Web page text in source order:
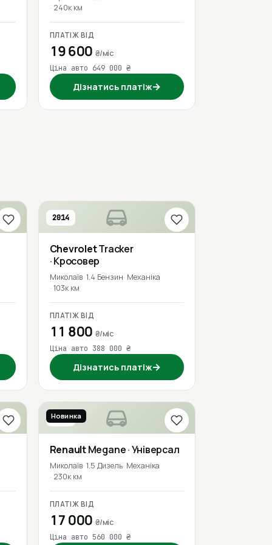
240к км
ПЛАТІЖ ВІД
19 600 ₴/міс
Ціна авто 649 000 ₴
Дізнатись платіж→
2014
ChevroletTracker
· Кросовер
Миколаїв 1.4 Бензин Механіка
103к км
ПЛАТІЖ ВІД
11 800 ₴/міс
Ціна авто 388 000 ₴
Дізнатись платіж→
2019
Новинка
RenaultMegane· Універсал
Миколаїв 1.5 Дизель Механіка
230к км
ПЛАТІЖ ВІД
17 000 ₴/міс
Ціна авто 560 000 ₴